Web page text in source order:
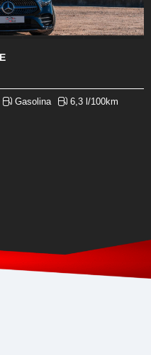
Gasolina 6,3 l/100km